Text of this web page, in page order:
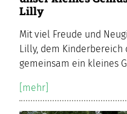
Lilly
Mit viel Freude und
Lilly, dem Kinderbereich
gemeinsam ein kleines
[mehr]